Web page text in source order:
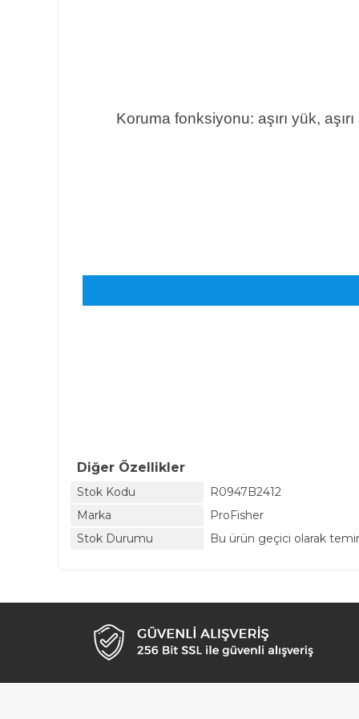
Koruma fonksiyonu: aşırı yük,
Diğer Özellikler
Stok Kodu
R0947B2412
Marka
ProFisher
Stok Durumu
Bu ürün geçici olarak